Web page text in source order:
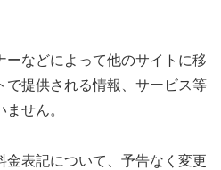
ーなどによって他のサイトに移
で提供される情報、サービス等
せん。
金表記について、予告なく変更